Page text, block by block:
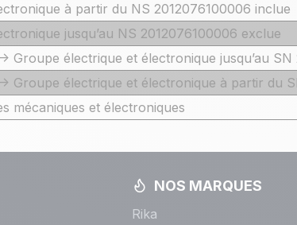
à partir du NS 2012076100006 inclue
jusqu’au NS 2012076100006 exclue
Groupe électrique et électronique jusqu’au
Groupe électrique et électronique à partir du
mécaniques et électroniques
NOS MARQUES
Rika